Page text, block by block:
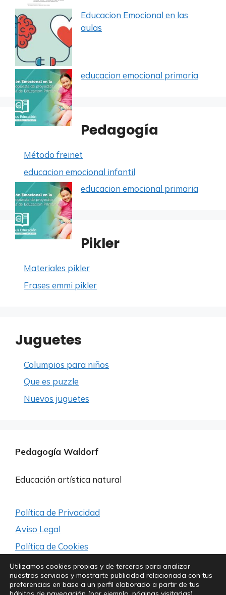
Educacion Emocional en las
aulas
educacion emocional primaria
Pedagogía
Método freinet
educacion emocional infantil
educacion emocional primaria
Pikler
Materiales pikler
Frases emmi pikler
Juguetes
Columpios para niños
Que es puzzle
Nuevos juguetes
Pedagogía Waldorf
Educación artística natural
Política de Privacidad
Aviso Legal
Política de Cookies
Síguenos para estar a la última
Utilizamos cookies propias y de terceros para analizar
nuestros servicios y mostrarte publicidad relacionada con tus
preferencias en base a un perfil elaborado a partir de tus